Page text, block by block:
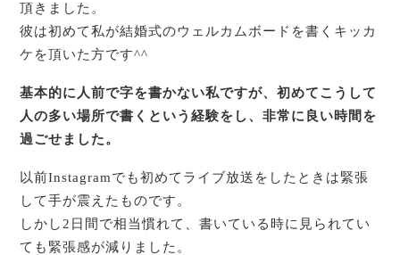
頂きました。
彼は初めて私が結婚式のウェルカムボードを書くキッカ
ケを頂いた方です^^
基本的に人前で字を書かない私ですが、初めてこうして
人の多い場所で書くという経験をし、非常に良い時間を
過ごせました。
以前Instagramでも初めてライブ放送をしたときは緊張
して手が震えたものです。
しかし2日間で相当慣れて、書いている時に見られてい
ても緊張感が減りました。